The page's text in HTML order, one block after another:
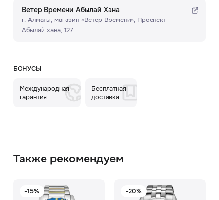
Ветер Времени Абылай Хана
г. Алматы, ​магазин «Ветер Времени»​, Проспект
Абылай хана, 127
БОНУСЫ
Международная
гарантия
Бесплатная
доставка
Также рекомендуем
-15% -20%